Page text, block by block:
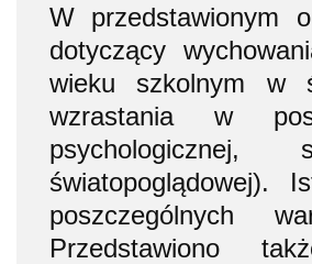
W przedstawionym
dotyczący
wieku szkolnym w
wzrastania w
psychologicznej,
światopoglądowej).
poszczególnych
Przedstawiono